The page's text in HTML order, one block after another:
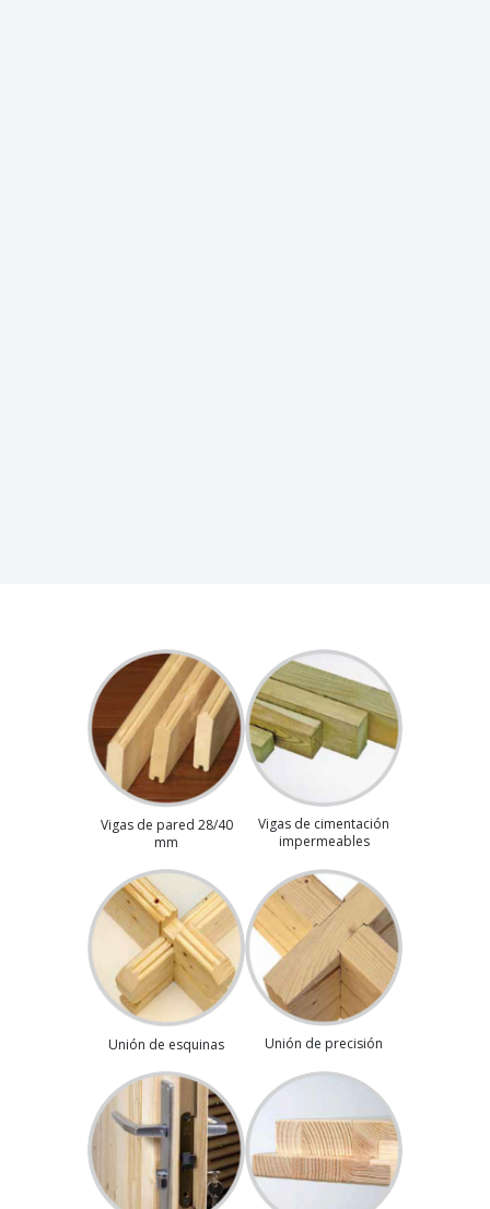
Vigas de pared 28/40
mm
Vigas de cimentación
impermeables
Unión de esquinas Unión de precisión